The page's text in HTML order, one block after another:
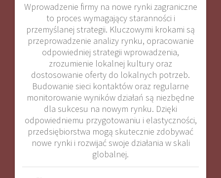
Wprowadzenie firmy na nowe rynki zagraniczne
to proces wymagający staranności i
przemyślanej strategii. Kluczowymi krokami są
przeprowadzenie analizy rynku, opracowanie
odpowiedniej strategii wprowadzenia,
zrozumienie lokalnej kultury oraz
dostosowanie oferty do lokalnych potrzeb.
Budowanie sieci kontaktów oraz regularne
monitorowanie wyników działań są niezbędne
dla sukcesu na nowym rynku. Dzięki
odpowiedniemu przygotowaniu i elastyczności,
przedsiębiorstwa mogą skutecznie zdobywać
nowe rynki i rozwijać swoje działania w skali
globalnej.